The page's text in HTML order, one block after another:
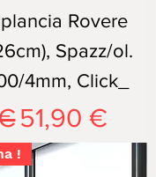
Rovere
Spazz/ol.
4mm, Click_
regolare
Prezzo
51,90 €
!